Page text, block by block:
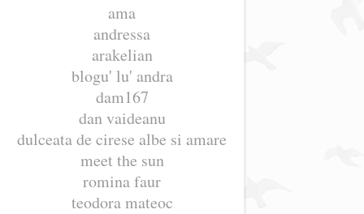
ama
andressa
arakelian
blogu' lu' andra
dam167
dan vaideanu
dulceata de cirese albe si amare
meet the sun
romina faur
teodora mateoc